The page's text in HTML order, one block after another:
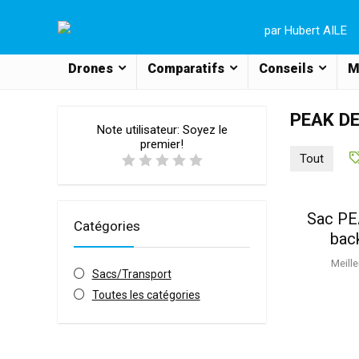
par Hubert AILE
Drones Comparatifs Conseils
PEAK
Note utilisateur: Soyez le
premier!
Catégories
Sacs/Transport
Toutes les catégories
Tout
Sac